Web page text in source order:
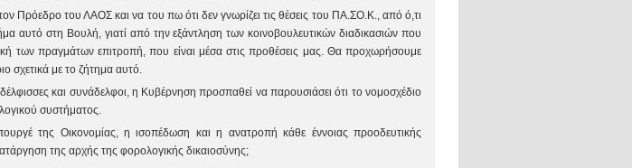
Πρόεδρο του ΛΑΟΣ και να του πω ότι δεν γνωρίζει τις θέσεις του ΠΑ.ΣΟ.Κ., από ό,τι
αυτό στη Βουλή, γιατί από την εξάντληση των κοινοβουλευτικών διαδικασιών που
των πραγμάτων επιτροπή, που είναι μέσα στις προθέσεις μας. Θα προχωρήσουμε
σχετικά με το ζήτημα αυτό.
και συνάδελφοι, η Κυβέρνηση προσπαθεί να παρουσιάσει ότι το νομοσχέδιο
συστήματος.
της Οικονομίας, η ισοπέδωση και η ανατροπή κάθε έννοιας προοδευτικής
της αρχής της φορολογικής δικαιοσύνης;